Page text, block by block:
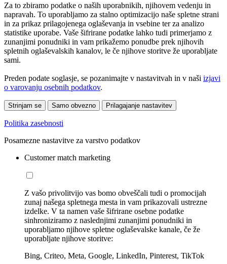
Za to zbiramo podatke o naših uporabnikih, njihovem vedenju in
napravah. To uporabljamo za stalno optimizacijo naše spletne strani
in za prikaz prilagojenega oglaševanja in vsebine ter za analizo
statistike uporabe. Vaše šifrirane podatke lahko tudi primerjamo z
zunanjimi ponudniki in vam prikažemo ponudbe prek njihovih
spletnih oglaševalskih kanalov, le če njihove storitve že uporabljate
sami.
Preden podate soglasje, se pozanimajte v nastavitvah in v naši izjavi
o varovanju osebnih podatkov.
Strinjam se Samo obvezno Prilagajanje nastavitev
Politika zasebnosti
Posamezne nastavitve za varstvo podatkov
Customer match marketing
Z vašo privolitvijo vas bomo obveščali tudi o promocijah
zunaj našega spletnega mesta in vam prikazovali ustrezne
izdelke. V ta namen vaše šifrirane osebne podatke
sinhroniziramo z naslednjimi zunanjimi ponudniki in
uporabljamo njihove spletne oglaševalske kanale, če že
uporabljate njihove storitve:
Bing, Criteo, Meta, Google, LinkedIn, Pinterest, TikTok